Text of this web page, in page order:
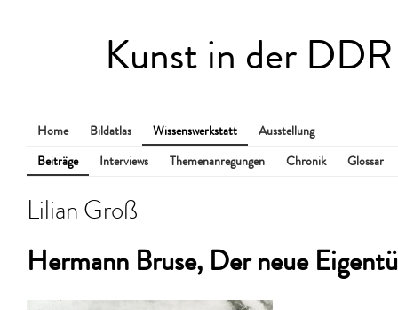
Kunst in der DDR
Home Bildatlas Wissenswerkstatt
Ausstellung
Beiträge
Interviews Themenanregungen Chronik Glossar
Lilian Groß
Hermann Bruse, Der neue